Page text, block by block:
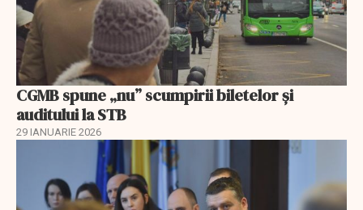
CGMB spune „nu” scumpirii biletelor și
auditului la STB
29 IANUARIE 2026